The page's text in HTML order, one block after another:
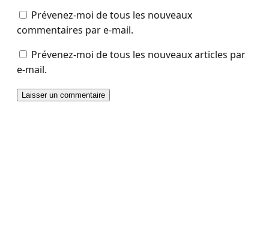
Prévenez-moi de tous les nouveaux
commentaires par e-mail.
Prévenez-moi de tous les nouveaux articles par
e-mail.